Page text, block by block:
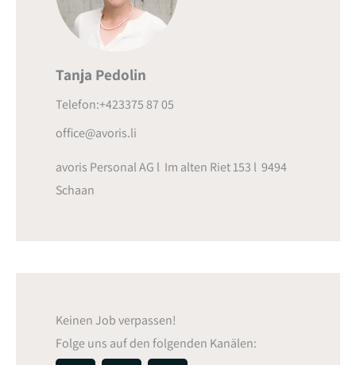
Tanja Pedolin
Telefon:+423375 87 05
office@avoris.li
avoris Personal AG l Im alten Riet 153 l 9494
Schaan
Keinen Job verpassen!
Folge uns auf den folgenden Kanälen: